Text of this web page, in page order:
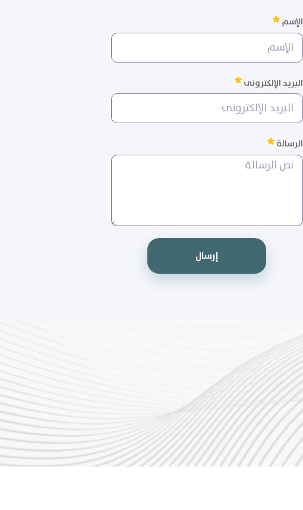
الإسم مطلوب
البريد الإلكترونى مطلوب
الرسالة مطلوب
إرسال